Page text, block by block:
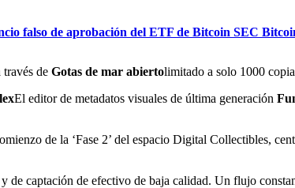
falso de aprobación del ETF de Bitcoin SEC
de Gotas de mar abiertolimitado a solo 1000
El editor de metadatos visuales de última generación
de la ‘Fase 2’ del espacio Digital Collectibles,
de captación de efectivo de baja calidad. Un flujo